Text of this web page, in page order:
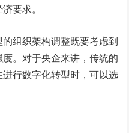
要求。
组织架构调整既要考虑到
。对于央企来讲，传统的
行数字化转型时，可以选